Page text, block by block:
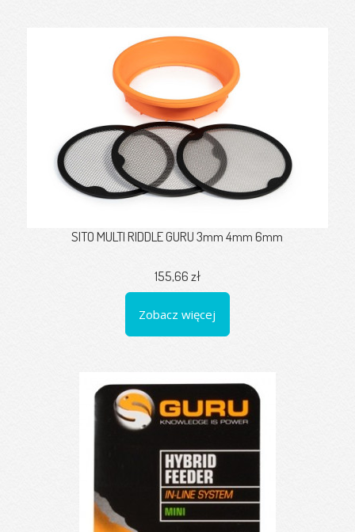
SITO MULTI RIDDLE GURU 3mm 4mm 6mm
155,66 zł
Zobacz więcej